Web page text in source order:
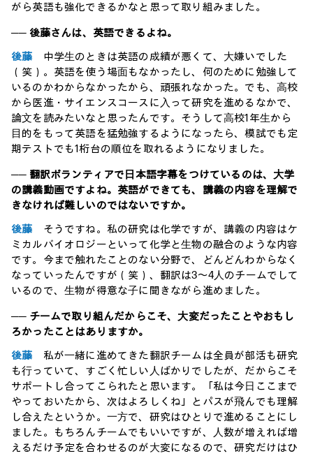
がら英語も強化できるかなと思って取り組みました。
── 後藤さんは、英語できるよね。
後藤 中学⽣のときは英語の成績が悪くて、⼤嫌いでした
（笑）。英語を使う場⾯もなかったし、何のために勉強して
いるのかわからなかったから、頑張れなかった。でも、⾼校
から医進・サイエンスコースに⼊って研究を進めるなかで、
論⽂を読みたいなと思ったんです。そうして⾼校1年⽣から
⽬的をもって英語を猛勉強するようになったら、模試でも定
期テストでも1桁台の順位を取れるようになりました。
── 翻訳ボランティアで⽇本語字幕をつけているのは、⼤学
の講義動画ですよね。英語ができても、講義の内容を理解で
きなければ難しいのではないですか。
後藤 そうですね。私の研究は化学ですが、講義の内容はケ
ミカルバイオロジーといって化学と⽣物の融合のような内容
です。今まで触れたことのない分野で、どんどんわからなく
なっていったんですが（笑）、翻訳は3〜4⼈のチームでして
いるので、⽣物が得意な⼦に聞きながら進めました。
── チームで取り組んだからこそ、⼤変だったことやおもし
ろかったことはありますか。
後藤 私が⼀緒に進めてきた翻訳チームは全員が部活も研究
も⾏っていて、すごく忙しい⼈ばかりでしたが、だからこそ
サポートし合ってこられたと思います。「私は今⽇ここまで
やっておいたから、次はよろしくね」とパスが⾶んでも理解
し合えたというか。⼀⽅で、研究はひとりで進めることにし
ました。もちろんチームでもいいですが、⼈数が増えれば増
えるだけ予定を合わせるのが⼤変になるので、研究だけはひ